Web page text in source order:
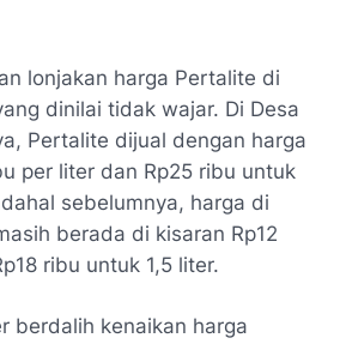
lonjakan harga Pertalite di
dinilai tidak wajar. Di Desa
Pertalite dijual dengan harga
per liter dan Rp25 ribu untuk
sebelumnya, harga di
berada di kisaran Rp12
ribu untuk 1,5 liter.
berdalih kenaikan harga